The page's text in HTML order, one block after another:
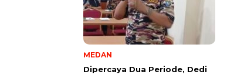
MEDAN
Dipercaya Dua Periode, Dedi